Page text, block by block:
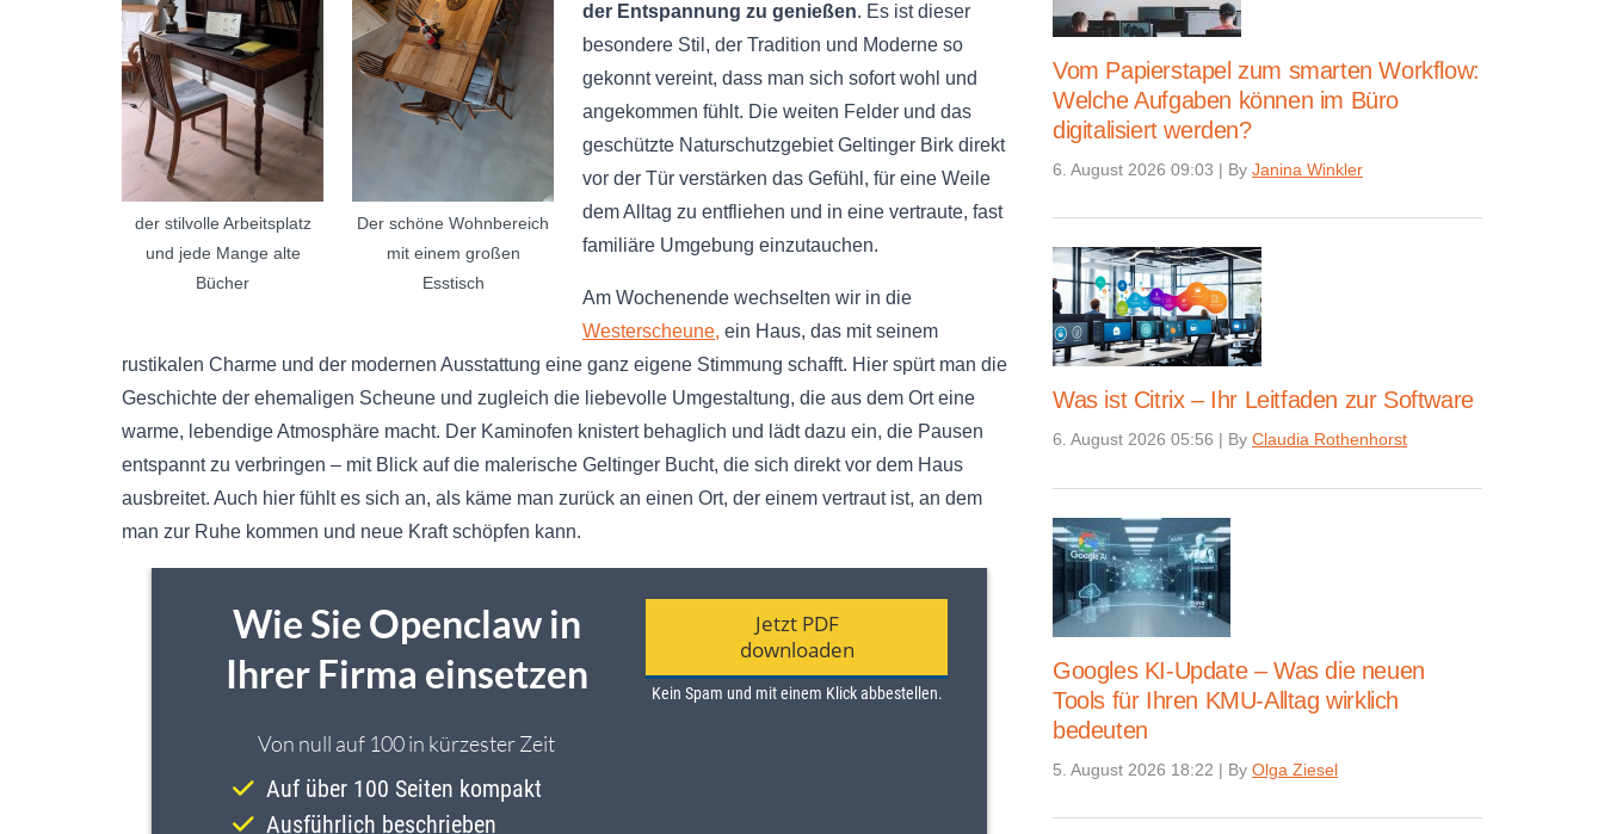
der stilvolle Arbeitsplatz
und jede Mange alte
Bücher
Der schöne Wohnbereich
mit einem großen
Esstisch
der Entspannung zu genießen. Es ist dieser
besondere Stil, der Tradition und Moderne so
gekonnt vereint, dass man sich sofort wohl und
angekommen fühlt. Die weiten Felder und das
geschützte Naturschutzgebiet Geltinger Birk direkt
vor der Tür verstärken das Gefühl, für eine Weile
dem Alltag zu entfliehen und in eine vertraute, fast
familiäre Umgebung einzutauchen.
Am Wochenende wechselten wir in die
Westerscheune, ein Haus, das mit seinem
rustikalen Charme und der modernen Ausstattung eine ganz eigene Stimmung schafft. Hier spürt man die
Geschichte der ehemaligen Scheune und zugleich die liebevolle Umgestaltung, die aus dem Ort eine
warme, lebendige Atmosphäre macht. Der Kaminofen knistert behaglich und lädt dazu ein, die Pausen
entspannt zu verbringen – mit Blick auf die malerische Geltinger Bucht, die sich direkt vor dem Haus
ausbreitet. Auch hier fühlt es sich an, als käme man zurück an einen Ort, der einem vertraut ist, an dem
man zur Ruhe kommen und neue Kraft schöpfen kann.
Vom Papierstapel zum smarten Workflow:
Welche Aufgaben können im Büro
digitalisiert werden?
6. August 2026 09:03 | By Janina Winkler
Was ist Citrix – Ihr Leitfaden zur Software
6. August 2026 05:56 | By Claudia Rothenhorst
Googles KI-Update – Was die neuen
Tools für Ihren KMU-Alltag wirklich
bedeuten
5. August 2026 18:22 | By Olga Ziesel